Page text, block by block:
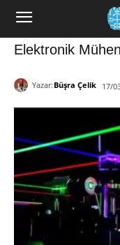
Elektronik
Yazar: Büşra Çelik 17/